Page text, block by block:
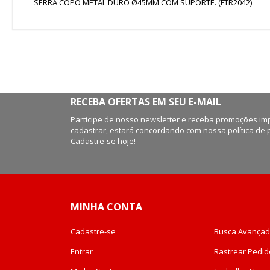
SERRA COPO METAL DURO Ø45MM COM SUPORTE. (FTR2042)
RECEBA OFERTAS EM SEU E-MAIL
Participe de nosso newsletter e receba promoções
cadastrar, estará concordando com nossa política de
Cadastre-se hoje!
MINHA CONTA
Cadastre-se
Entrar
Busca
Rastrear